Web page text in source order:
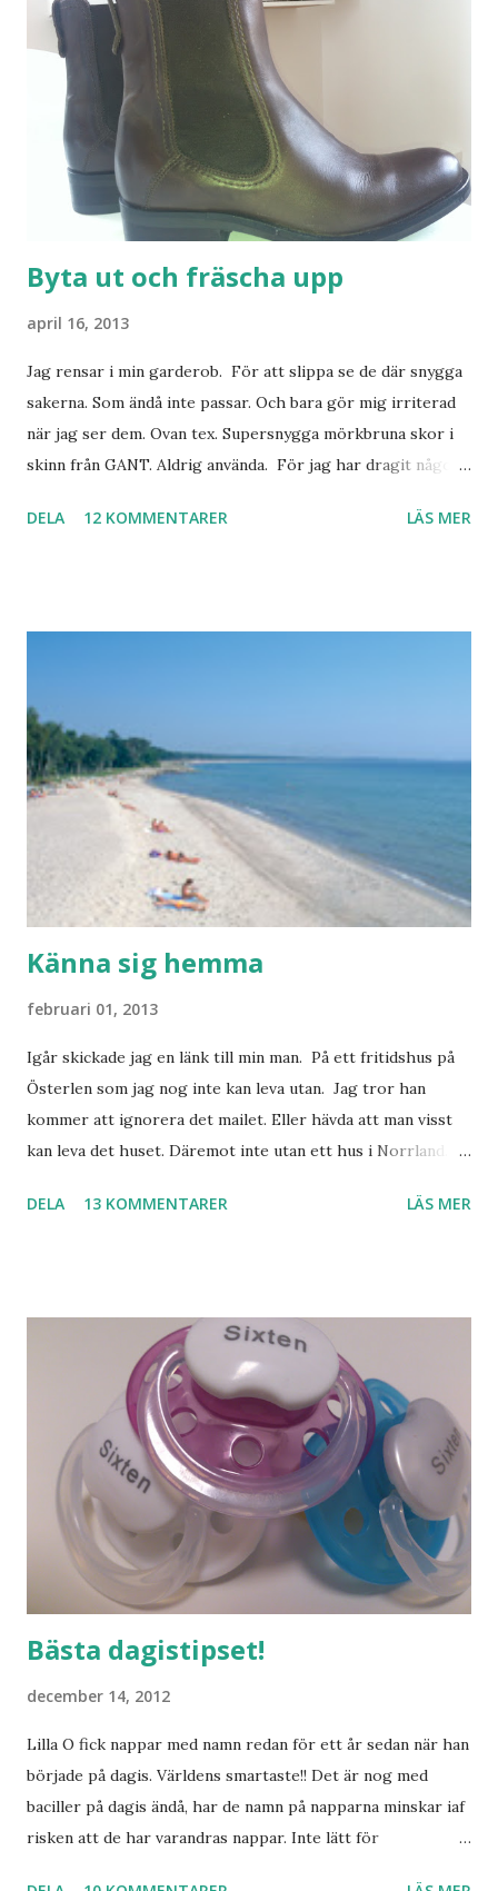
Byta ut och fräscha upp
april 16, 2013
Jag rensar i min garderob. För att slippa se de där snygga
sakerna. Som ändå inte passar. Och bara gör mig irriterad
när jag ser dem. Ovan tex. Supersnygga mörkbruna skor i
skinn från GANT. Aldrig använda. För jag har dragit någon
sköna. Stilrena. Snygga. Jag har sorterat ut klänningar som
Rester med några tjejkompisar. Ska bli underbart. Men det
behöver jag nog inte säga.
DELA 12 KOMMENTARER LÄS MER
Känna sig hemma
februari 01, 2013
Igår skickade jag en länk till min man. På ett fritidshus på
Österlen som jag nog inte kan leva utan. Jag tror han
kommer att ignorera det mailet. Eller hävda att man visst
kan leva det huset. Däremot inte utan ett hus i Norrland.
används. Min man samlar på hus. Bara inte såna hus som
lånade från www.ystad.se
DELA 13 KOMMENTARER LÄS MER
Bästa dagistipset!
december 14, 2012
Lilla O fick nappar med namn redan för ett år sedan när han
började på dagis. Världens smartaste!! Det är nog med
baciller på dagis ändå, har de namn på napparna minskar iaf
risken att de har varandras nappar. Inte lätt för